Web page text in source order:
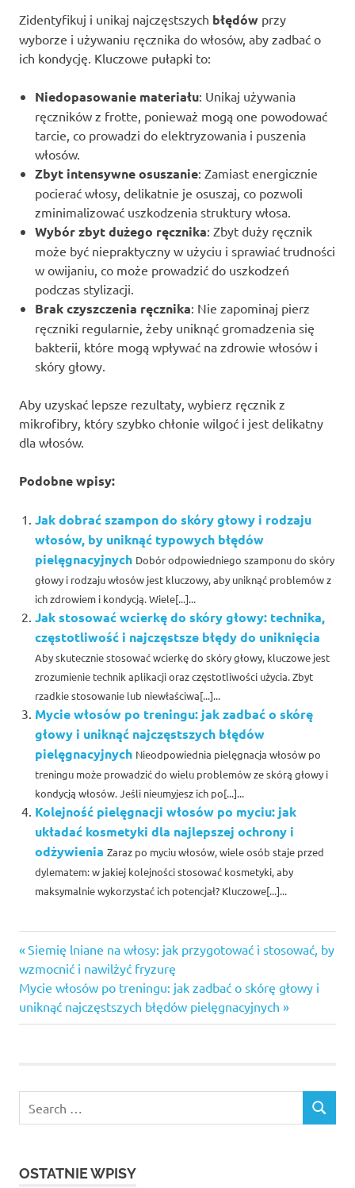
Zidentyfikuj i unikaj najczęstszych błędów przy
wyborze i używaniu ręcznika do włosów, aby zadbać o
ich kondycję. Kluczowe pułapki to:
Niedopasowanie materiału: Unikaj używania
ręczników z frotte, ponieważ mogą one powodować
tarcie, co prowadzi do elektryzowania i puszenia
włosów.
Zbyt intensywne osuszanie: Zamiast energicznie
pocierać włosy, delikatnie je osuszaj, co pozwoli
zminimalizować uszkodzenia struktury włosa.
Wybór zbyt dużego ręcznika: Zbyt duży ręcznik
może być niepraktyczny w użyciu i sprawiać trudności
w owijaniu, co może prowadzić do uszkodzeń
podczas stylizacji.
Brak czyszczenia ręcznika: Nie zapominaj pierz
ręczniki regularnie, żeby uniknąć gromadzenia się
bakterii, które mogą wpływać na zdrowie włosów i
skóry głowy.
Aby uzyskać lepsze rezultaty, wybierz ręcznik z
mikrofibry, który szybko chłonie wilgoć i jest delikatny
dla włosów.
Podobne wpisy:
Jak dobrać szampon do skóry głowy i rodzaju
włosów, by uniknąć typowych błędów
pielęgnacyjnych Dobór odpowiedniego szamponu do skóry
głowy i rodzaju włosów jest kluczowy, aby uniknąć problemów z
ich zdrowiem i kondycją. Wiele[...]...
Jak stosować wcierkę do skóry głowy: technika,
częstotliwość i najczęstsze błędy do uniknięcia
Aby skutecznie stosować wcierkę do skóry głowy, kluczowe jest
zrozumienie technik aplikacji oraz częstotliwości użycia. Zbyt
rzadkie stosowanie lub niewłaściwa[...]...
Mycie włosów po treningu: jak zadbać o skórę
głowy i uniknąć najczęstszych błędów
pielęgnacyjnych Nieodpowiednia pielęgnacja włosów po
treningu może prowadzić do wielu problemów ze skórą głowy i
kondycją włosów. Jeśli nieumyjesz ich po[...]...
Kolejność pielęgnacji włosów po myciu: jak
układać kosmetyki dla najlepszej ochrony i
odżywienia Zaraz po myciu włosów, wiele osób staje przed
dylematem: w jakiej kolejności stosować kosmetyki, aby
maksymalnie wykorzystać ich potencjał? Kluczowe[...]...
Nawigacja
wpisu
Previous
Post:
Siemię lniane na włosy: jak przygotować i stosować, by
wzmocnić i nawilżyć fryzurę
Next
Post:
Mycie włosów po treningu: jak zadbać o skórę głowy i
uniknąć najczęstszych błędów pielęgnacyjnych
OSTATNIE WPISY